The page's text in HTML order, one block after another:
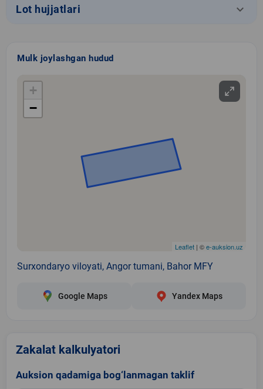
Lot hujjatlari keyboard_arrow_down
Mulk joylashgan hudud
+
−
Leaflet | ©e-auksion.uz
Surxondaryo viloyati, Angor tumani, Bahor MFY
Google Maps Yandex Maps
Zakalat kalkulyatori
Auksion qadamiga bog‘lanmagan taklif